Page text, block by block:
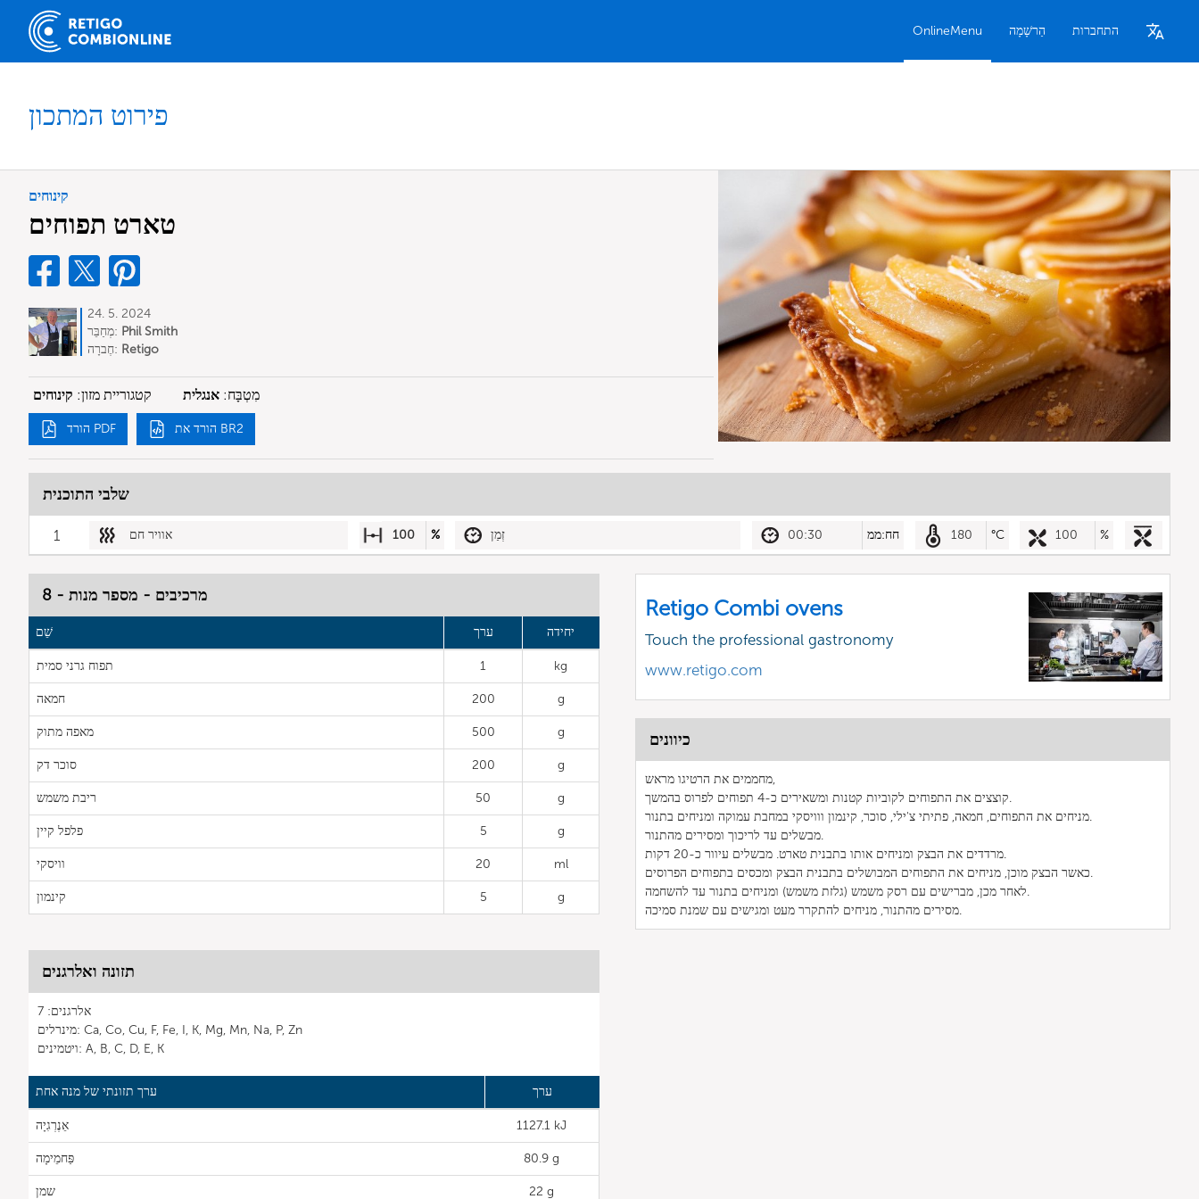
OnlineMenu הַרשָׁמָה התחברות
פירוט המתכון
קינוחים
טארט תפוחים
24. 5. 2024
מְחַבֵּר: Phil Smith
חֶברָה: Retigo
קטגוריית מזון: קינוחים מִטְבָּח: אנגלית
הורד PDF הורד את BR2
שלבי התוכנית
1 אוויר חם 100 % זְמַן 00:30 חח:ממ 180 °C 100 %
מרכיבים - מספר מנות - 8
שֵׁם ערך יחידה
תפוח גרני סמית 1 kg
חמאה 200 g
מאפה מתוק 500 g
סוכר דק 200 g
ריבת משמש 50 g
פלפל קיין 5 g
וויסקי 20 ml
קינמון 5 g
תזונה ואלרגנים
אלרגנים: 7
מינרלים: Ca, Co, Cu, F, Fe, I, K, Mg, Mn, Na, P, Zn
ויטמינים: A, B, C, D, E, K
ערך תזונתי של מנה אחת ערך
אֵנֶרְגִיָה 1127.1 kJ
פַּחמֵימָה 80.9 g
שמן 22 g
Retigo Combi ovens
Touch the professional gastronomy
www.retigo.com
כיוונים
מחממים את הרטיגו מראש,
קוצצים את התפוחים לקוביות קטנות ומשאירים כ-4 תפוחים לפרוס בהמשך.
מניחים את התפוחים, חמאה, פתיתי צ'ילי, סוכר, קינמון ווויסקי במחבת עמוקה ומניחים בתנור.
מבשלים עד לריכוך ומסירים מהתנור.
מרדדים את הבצק ומניחים אותו בתבנית טארט. מבשלים עיוור כ-20 דקות.
כאשר הבצק מוכן, מניחים את התפוחים המבושלים בתבנית הבצק ומכסים בתפוחים הפרוסים.
לאחר מכן, מברישים עם רסק משמש (גלזת משמש) ומניחים בתנור עד להשחמה.
מסירים מהתנור, מניחים להתקרר מעט ומגישים עם שמנת סמיכה.